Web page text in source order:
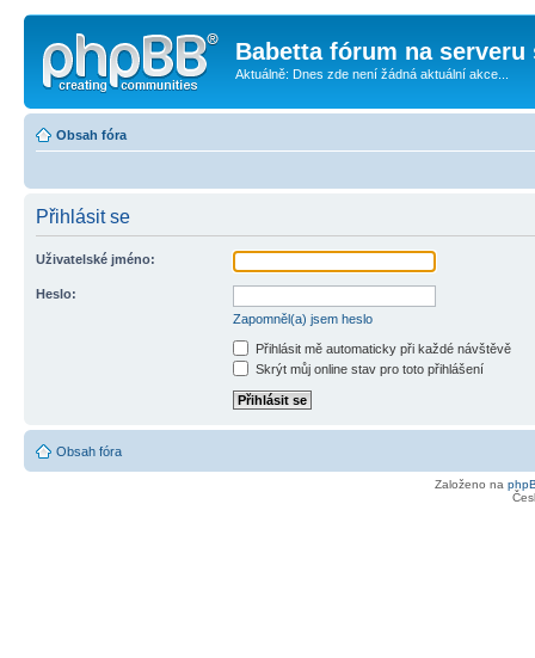
Babetta fórum na serveru
Aktuálně: Dnes zde není žádná aktuální akce...
Obsah fóra
Přihlásit se
Uživatelské jméno:
Heslo:
Zapomněl(a) jsem heslo
Přihlásit mě automaticky při každé návštěvě
Skrýt můj online stav pro toto přihlášení
Obsah fóra
Založeno na